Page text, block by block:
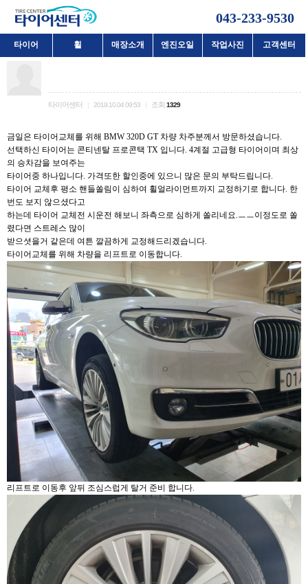
043-233-9530
타이어 휠 매장소개 엔진오일 작업사진 고객센터
타이어센터 2019.10.04 09:53 조회 1329
금일은 타이어교체를 위해 BMW 320D GT 차량 차주분께서 방문하셨습니다.
선택하신 타이어는 콘티넨탈 프로콘택 TX 입니다. 4계절 고급형 타이어이며 최상
의 승차감을 보여주는
타이어중 하나입니다. 가격또한 할인중에 있으니 많은 문의 부탁드립니다.
타이어 교체후 평소 핸들쏠림이 심하여 휠얼라이먼트까지 교정하기로 합니다. 한
번도 보지 않으셨다고
하는데 타이어 교체전 시운전 해보니 좌측으로 심하게 쏠리네요.ㅡㅡ이정도로 쏠
렸다면 스트레스 많이
받으셧을거 같은데 여튼 깔끔하게 교정해드리겠습니다.
타이어교체를 위해 차량을 리프트로 이동합니다.
리프트로 이동후 앞뒤 조심스럽게 탈거 준비 합니다.